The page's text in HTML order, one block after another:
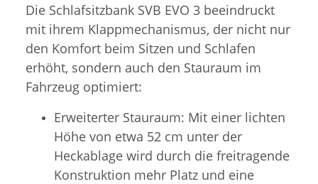
Die Schlafsitzbank SVB EVO 3 beeindruckt
mit ihrem Klappmechanismus, der nicht nur
den Komfort beim Sitzen und Schlafen
erhöht, sondern auch den Stauraum im
Fahrzeug optimiert:
Erweiterter Stauraum: Mit einer lichten
Höhe von etwa 52 cm unter der
Heckablage wird durch die freitragende
Konstruktion mehr Platz und eine